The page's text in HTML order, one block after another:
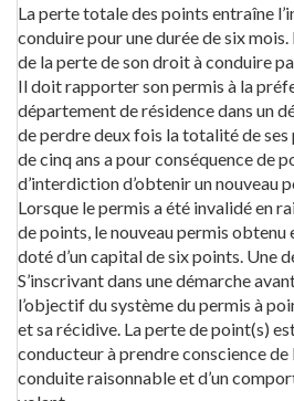
La perte totale des points entraîne
conduire pour une durée de six mois.
de la perte de son droit à conduire
Il doit rapporter son permis à la
département de résidence dans un
de perdre deux fois la totalité de
de cinq ans a pour conséquence de
d’interdiction d’obtenir un nouveau
Lorsque le permis a été invalidé en
de points, le nouveau permis
doté d’un capital de six points. Une
S’inscrivant dans une démarche
l’objectif du système du permis à
et sa récidive. La perte de point(s)
conducteur à prendre conscience de
conduite raisonnable et d’un